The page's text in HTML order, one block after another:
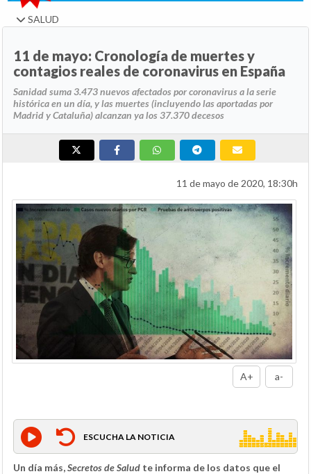
SALUD
11 de mayo: Cronología de muertes y
contagios reales de coronavirus en España
Sanidad suma 3.473 nuevos afectados por coronavirus a la serie
histórica en un día, y las muertes (incluyendo las aportadas por
Madrid y Cataluña) alcanzan ya los 37.370 decesos
11 de mayo de 2020, 18:30h
A+ a-
ESCUCHA LA NOTICIA
Un día más,Secretos de Salud te informa de los datos que el